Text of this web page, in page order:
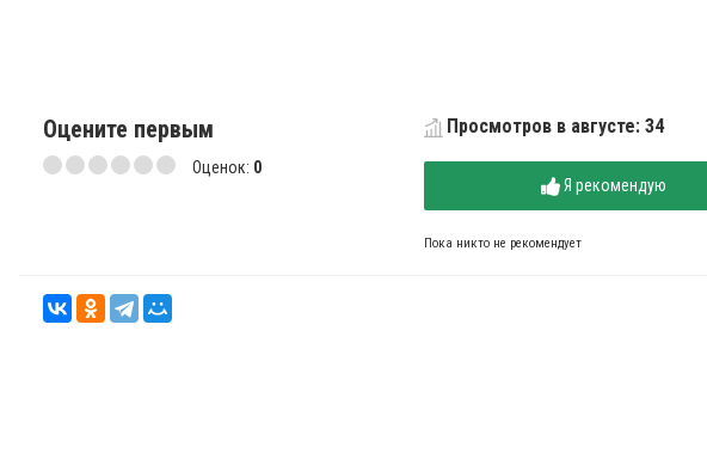
Оцените первым
Оценок: 0
Просмотров в августе: 34
Я рекомендую
Пока никто не рекомендует